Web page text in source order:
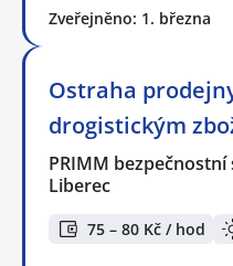
Zveřejněno: 1. března
Ostraha
drogistickým
PRIMM
Liberec
75 – 80 Kč / hod